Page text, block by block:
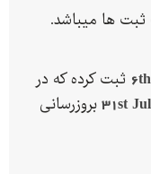
ها میباشد.
ثبت کرده که در
31st بروزرسانی